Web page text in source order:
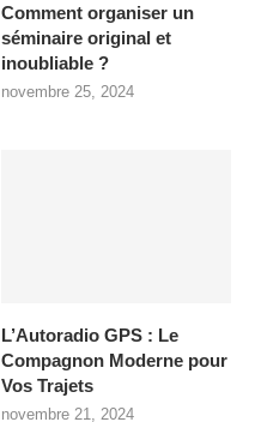
Comment organiser un
séminaire original et
inoubliable ?
novembre 25, 2024
L’Autoradio GPS : Le
Compagnon Moderne pour
Vos Trajets
novembre 21, 2024